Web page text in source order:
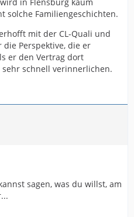
solche Familiengeschichten.
mit der CL-Quali und
Perspektive, die er
er den Vertrag dort
schnell verinnerlichen.
sagen, was du willst, am